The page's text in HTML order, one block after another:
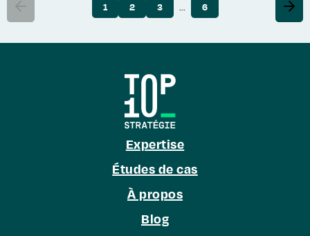
1 2 3 ... 6
Expertise
Études de cas
À propos
Blog